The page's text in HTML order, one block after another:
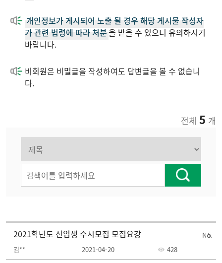
개인정보가 게시되어 노출 될 경우 해당 게시물 작성자
가 관련 법령에 따라 처분을 받을 수 있으니 유의하시기
바랍니다.
비회원은 비밀글을 작성하여도 답변글을 볼 수 없습니
다.
전체 5 개
5
2021학년도 신입생 수시모집 모집요강
김** 2021-04-20 428